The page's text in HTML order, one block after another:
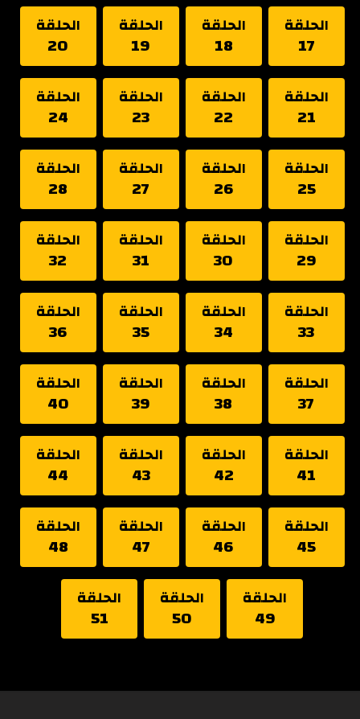
الحلقة
17
الحلقة
18
الحلقة
19
الحلقة
20
الحلقة
21
الحلقة
22
الحلقة
23
الحلقة
24
الحلقة
25
الحلقة
26
الحلقة
27
الحلقة
28
الحلقة
29
الحلقة
30
الحلقة
31
الحلقة
32
الحلقة
33
الحلقة
34
الحلقة
35
الحلقة
36
الحلقة
37
الحلقة
38
الحلقة
39
الحلقة
40
الحلقة
41
الحلقة
42
الحلقة
43
الحلقة
44
الحلقة
45
الحلقة
46
الحلقة
47
الحلقة
48
الحلقة
49
الحلقة
50
الحلقة
51